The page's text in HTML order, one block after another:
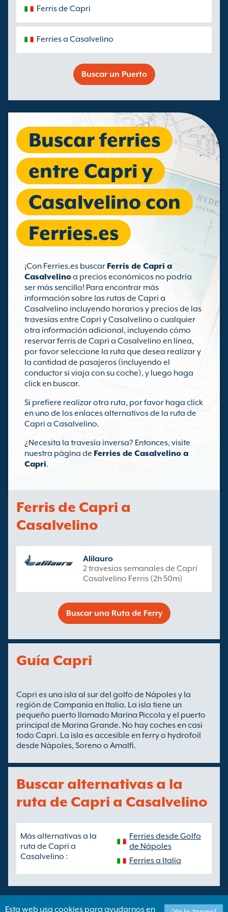
Ferris de Capri
Ferries a Casalvelino
Buscar un Puerto
Buscar ferries
entre Capri y
Casalvelino con
Ferries.es
¡Con Ferries.es buscar Ferris de Capri a
Casalvelinoa precios económicos no podría
ser más sencillo! Para encontrar más
información sobre las rutas de Capri a
Casalvelino incluyendo horarios y precios de las
travesías entre Capri y Casalvelino o cualquier
otra información adicional, incluyendo cómo
reservar ferris de Capri a Casalvelino en línea,
por favor seleccione la ruta que desea realizar y
la cantidad de pasajeros (incluyendo el
conductor si viaja con su coche), y luego haga
click en buscar.
Si prefiere realizar otra ruta, por favor haga click
en uno de los enlaces alternativos de la ruta de
Capri a Casalvelino.
¿Necesita la travesía inversa? Entonces, visite
nuestra página de Ferries de Casalvelino a
Capri.
Ferris de Capri a
Casalvelino
Alilauro
2 travesías semanales de Capri
Casalvelino Ferris (2h 50m)
Buscar una Ruta de Ferry
Guía Capri
Capri es una isla al sur del golfo de Nápoles y la
región de Campania en Italia. La isla tiene un
pequeño puerto llamado Marina Piccola y el puerto
principal de Marina Grande. No hay coches en casi
todo Capri. La isla es accesible en ferry o hydrofoil
desde Nápoles, Soreno o Amalfi.
Buscar alternativas a la
ruta de Capri a Casalvelino
Más alternativas a la
ruta de Capri a
Casalvelino :
Ferries desde Golfo
de Nápoles
Ferries a Italia
Esta web usa cookies para ayudarnos en